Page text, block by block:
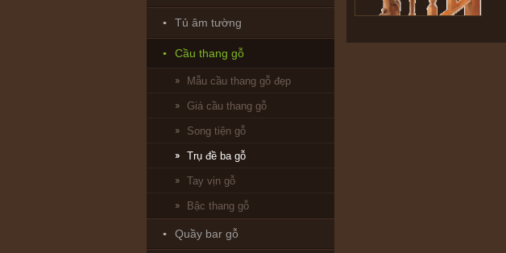
Tủ âm tường
Cầu thang gỗ
Mẫu cầu thang gỗ đẹp
Giá cầu thang gỗ
Song tiện gỗ
Trụ đề ba gỗ
Tay vịn gỗ
Bậc thang gỗ
Quầy bar gỗ